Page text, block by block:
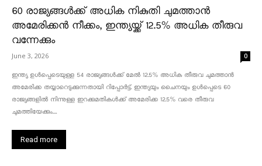
60 രാജ്യങ്ങൾക്ക് അധിക നികുതി ചുമത്താൻ
അമേരിക്കൻ നീക്കം, ഇന്ത്യയ്ക്ക് 12.5% അധിക തീരുവ
വന്നേക്കും
June 3, 2026 0
ഇന്ത്യ ഉൾപ്പെടെയുള്ള 54 രാജ്യങ്ങൾക്ക് മേൽ 12.5% അധിക തീരുവ ചുമത്താൻ
അമേരിക്ക തയ്യാറെടുക്കുന്നതായി റിപ്പോർട്ട്. ഇന്ത്യയും ചൈനയും ഉൾപ്പെടെ 60
രാജ്യങ്ങളിൽ നിന്നുള്ള ഇറക്കുമതികൾക്ക് അമേരിക്ക 12.5% ​​വരെ തീരുവ
ചുമത്തിയേക്കും....
Read more